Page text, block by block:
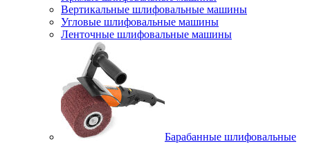
Вертикальные шлифовальные машины
Угловые шлифовальные машины
Ленточные шлифовальные машины
Барабанные шлифовальные